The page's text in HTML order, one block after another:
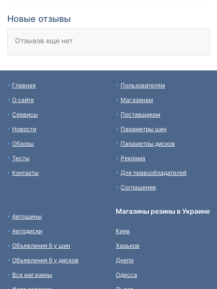
Новые отзывы
Отзывов еще нет
Главная
О сайте
Сервисы
Новости
Обзоры
Тесты
Контакты
Пользователям
Магазинам
Поставщикам
Параметры шин
Параметры дисков
Реклама
Для правообладателей
Соглашение
Автошины
Автодиски
Объявления б у шин
Объявления б у дисков
Все магазины
Магазины резины в Украине
Киев
Харьков
Днепр
Одесса